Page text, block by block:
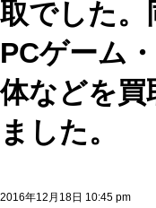
取でした。
PCゲーム
体などを買
ました。
2016年12月18日 10:45 pm